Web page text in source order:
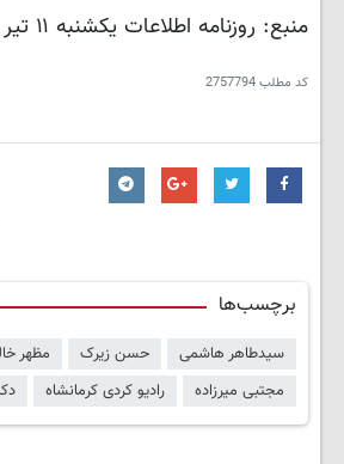
منبع: روزنامه اطلاعات یکشنبه ۱۱ تیر ۱۴۰۲
کد مطلب2757794
برچسب‌ها
سیدطاهر هاشمی حسن زیرک مظهر
مجتبی میرزاده
رادیو کردی کرمانشاه